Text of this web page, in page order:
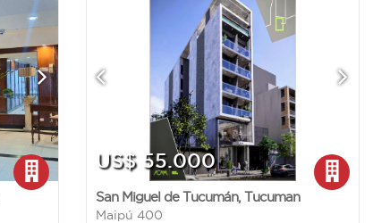
US$ 55.000
San Miguel de Tucumán, Tucuman
Maipú 400